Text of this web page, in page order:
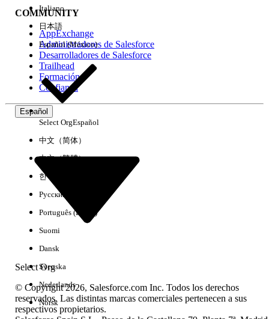
Experiencia
No hay resultados
COMMUNITY
AppExchange
Administradores de Salesforce
Desarrolladores de Salesforce
Trailhead
Formación
Confianza
Español
Select Org
Italiano
日本語
Español (México)
Select OrgEspañol
中文（简体）
中文（繁體）
한국어
Русский
Português (Brasil)
Suomi
Dansk
Svenska
Nederlands
Norsk
© Copyright 2026, Salesforce.com Inc. Todos los derechos
reservados. Las distintas marcas comerciales pertenecen a sus
respectivos propietarios.